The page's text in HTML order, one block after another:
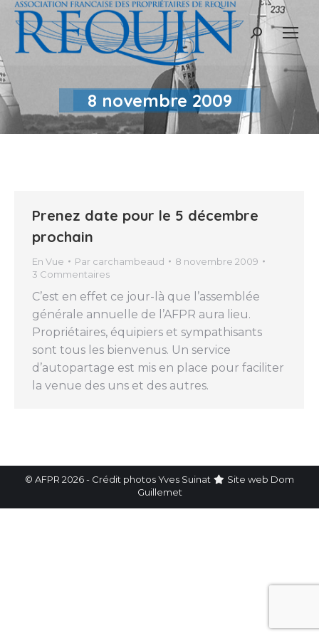
Recherche
8 novembre 2009
Prenez date pour le 5 décembre
prochain
En Vue Par carchambeaud
8 novembre 2009
3 Commentaires
C’est en effet ce jour-là que l’assemblée
générale annuelle de l’AFPR aura lieu.
Propriétaires, équipiers et sympathisants
sont tous les bienvenus. Un service
d’autopartage est mis en place pour faciliter
la venue des uns et des autres.
© AFPR 2026 - Crédit photos Yves Suinat Site web Dom
Guillemet